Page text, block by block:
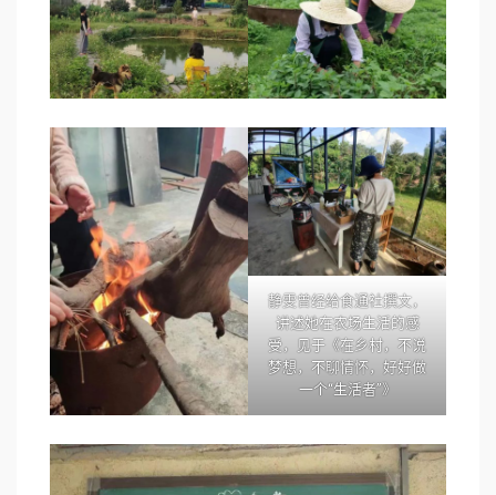
静雯曾经给食通社撰文，
讲述她在农场生活的感
受，见于 《在乡村，不说
梦想，不聊情怀，好好做
一个“生活者”》